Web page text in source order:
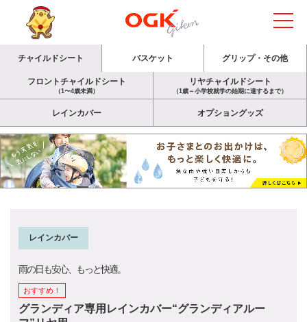
チャイルドシート バスケット グリップ・その他
フロントチャイルドシート
（1〜4歳未満）
リヤチャイルドシート
（1歳～小学校就学の始期に達するまで）
レインカバー オプショングッズ
レインカバー
雨の日も安心、もっと快適。
おすすめ！
グランディア専用レインカバー“グランディアルー